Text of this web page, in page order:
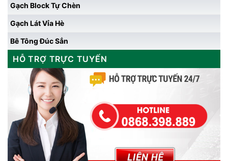
Gạch Block Tự Chèn
Gạch Lát Vỉa Hè
Bê Tông Đúc Sẳn
HỖ TRỢ TRỰC TUYẾN